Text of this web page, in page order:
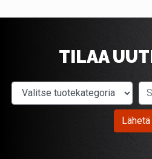
TILAA
Valitse
Lähetä